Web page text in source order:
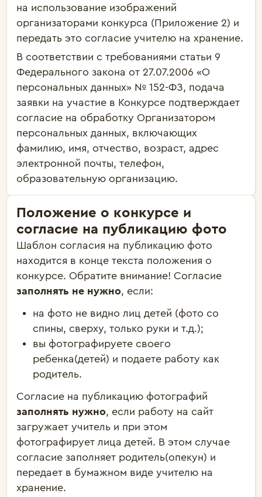
на использование изображений
организаторами конкурса (Приложение 2) и
передать это согласие учителю на хранение.
В соответствии с требованиями статьи 9
Федерального закона от 27.07.2006 «О
персональных данных» № 152-ФЗ, подача
заявки на участие в Конкурсе подтверждает
согласие на обработку Организатором
персональных данных, включающих
фамилию, имя, отчество, возраст, адрес
электронной почты, телефон,
образовательную организацию.
Положение о конкурсе и
согласие на публикацию фото
Шаблон согласия на публикацию фото
находится в конце текста положения о
конкурсе. Обратите внимание! Согласие
заполнять не нужно, если:
на фото не видно лиц детей (фото со
спины, сверху, только руки и т.д.);
вы фотографируете своего
ребенка(детей) и подаете работу как
родитель.
Согласие на публикацию фотографий
заполнять нужно, если работу на сайт
загружает учитель и при этом
фотографирует лица детей. В этом случае
согласие заполняет родитель(опекун) и
передает в бумажном виде учителю на
хранение.